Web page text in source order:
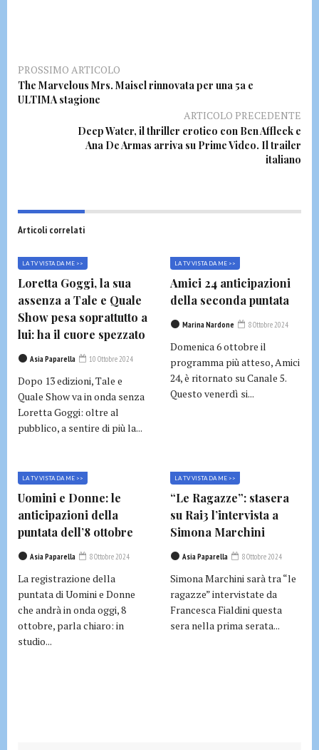
PROSSIMO ARTICOLO
The Marvelous Mrs. Maisel rinnovata per una 5a e
ULTIMA stagione
ARTICOLO PRECEDENTE
Deep Water, il thriller erotico con Ben Affleck e
Ana De Armas arriva su Prime Video. Il trailer
italiano
Articoli correlati
LA TV VISTA DA ME >>
Loretta Goggi, la sua
assenza a Tale e Quale
Show pesa soprattutto a
lui: ha il cuore spezzato
Asia Paparella 10 Ottobre 2024
Dopo 13 edizioni, Tale e
Quale Show va in onda senza
Loretta Goggi: oltre al
pubblico, a sentire di più la...
LA TV VISTA DA ME >>
Amici 24 anticipazioni
della seconda puntata
Marina Nardone 8 Ottobre 2024
Domenica 6 ottobre il
programma più atteso, Amici
24, è ritornato su Canale 5.
Questo venerdì si...
LA TV VISTA DA ME >>
Uomini e Donne: le
anticipazioni della
puntata dell’8 ottobre
Asia Paparella 8 Ottobre 2024
La registrazione della
puntata di Uomini e Donne
che andrà in onda oggi, 8
ottobre, parla chiaro: in
studio...
LA TV VISTA DA ME >>
“Le Ragazze”: stasera
su Rai3 l’intervista a
Simona Marchini
Asia Paparella 8 Ottobre 2024
Simona Marchini sarà tra “le
ragazze” intervistate da
Francesca Fialdini questa
sera nella prima serata...